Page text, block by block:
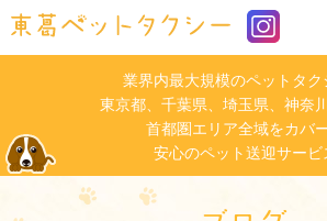
業界内最大規模のペットタク
東京都、千葉県、埼玉県、神奈
首都圏エリア全域をカバー
安心のペット送迎サービ